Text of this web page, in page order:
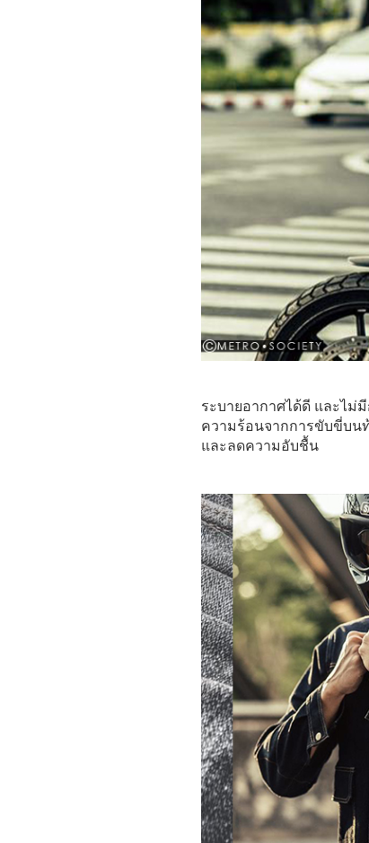
ระบายอากาศได้ดี และไม่
ความร้อนจากการขับขี่บน
และลดความอับชื้น